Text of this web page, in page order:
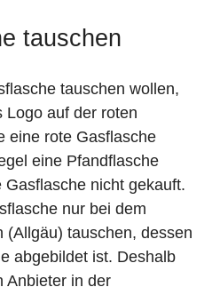
tauschen
tauschen wollen,
Logo auf der roten
eine rote Gasflasche
eine Pfandflasche
nicht gekauft.
nur bei dem
(Allgäu) tauschen, dessen
abgebildet ist. Deshalb
Anbieter in der